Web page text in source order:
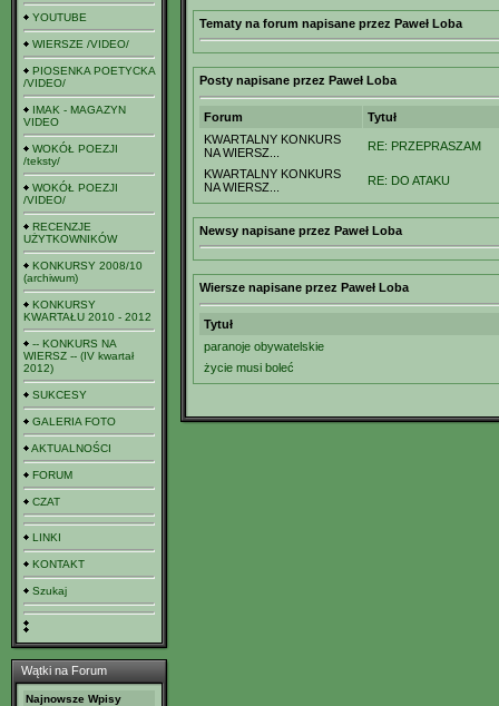
YOUTUBE
WIERSZE /VIDEO/
PIOSENKA POETYCKA
/VIDEO/
IMAK - MAGAZYN
VIDEO
WOKÓŁ POEZJI
/teksty/
WOKÓŁ POEZJI
/VIDEO/
RECENZJE
UŻYTKOWNIKÓW
KONKURSY 2008/10
(archiwum)
KONKURSY
KWARTAŁU 2010 - 2012
-- KONKURS NA
WIERSZ -- (IV kwartał
2012)
SUKCESY
GALERIA FOTO
AKTUALNOŚCI
FORUM
CZAT
LINKI
KONTAKT
Szukaj
Wątki na Forum
Najnowsze Wpisy
Tematy na forum napisane przez Paweł Loba
Posty napisane przez Paweł Loba
Forum
Tytuł
KWARTALNY KONKURS
NA WIERSZ...
RE: PRZEPRASZAM
KWARTALNY KONKURS
NA WIERSZ...
RE: DO ATAKU
Newsy napisane przez Paweł Loba
Wiersze napisane przez Paweł Loba
Tytuł
paranoje obywatelskie
życie musi boleć